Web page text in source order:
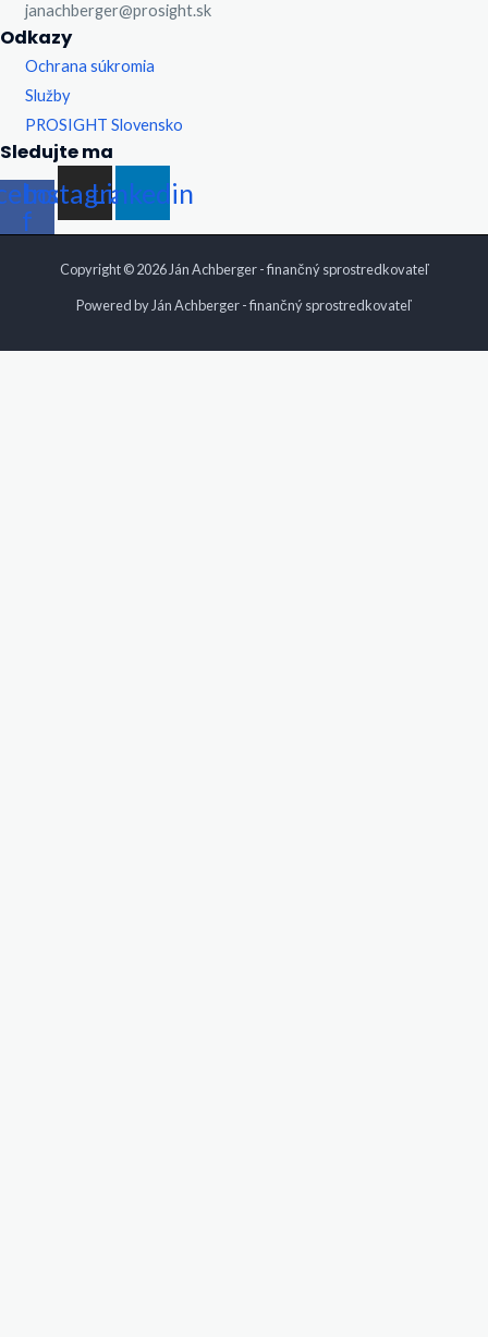
janachberger@prosight.sk
Odkazy
Ochrana súkromia
Služby
PROSIGHT Slovensko
Sledujte ma
f
Instagram
Linkedin
Copyright © 2026 Ján Achberger - finančný sprostredkovateľ
Powered by Ján Achberger - finančný sprostredkovateľ